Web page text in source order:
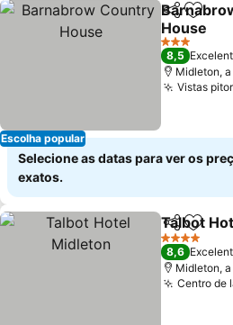
Escolha popular
Partilhar
House
Ver preços
3 Estrelas
8,5
Midleton,
Vistas
Selecione as datas para ver os
exatos.
Partilhar
Talbot
4 Estrelas
8,6
Midleton,
Centro de